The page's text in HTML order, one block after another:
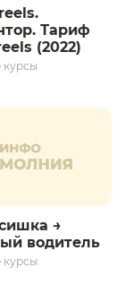
Тариф
(2022)
→
водитель​